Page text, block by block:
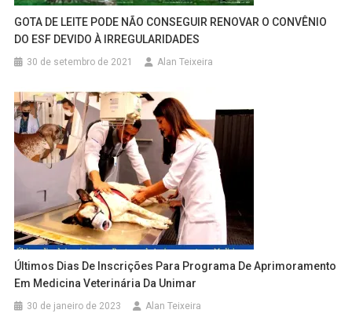
GOTA DE LEITE PODE NÃO CONSEGUIR RENOVAR O CONVÊNIO
DO ESF DEVIDO À IRREGULARIDADES
30 de setembro de 2021 Alan Teixeira
Últimos Dias De Inscrições Para Programa De Aprimoramento
Em Medicina Veterinária Da Unimar
30 de janeiro de 2023 Alan Teixeira